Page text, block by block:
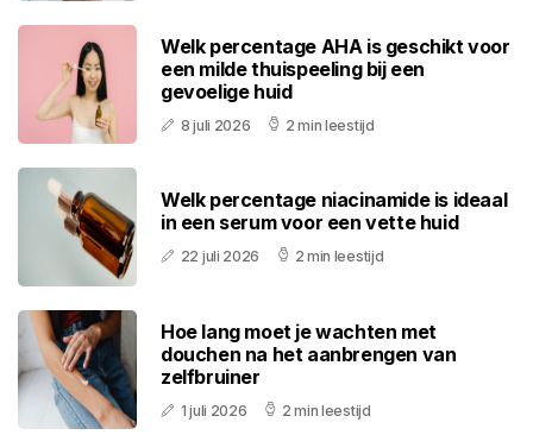
Welk percentage AHA is geschikt voor
een milde thuispeeling bij een
gevoelige huid
8 juli 2026 2 min leestijd
Welk percentage niacinamide is ideaal
in een serum voor een vette huid
22 juli 2026 2 min leestijd
Hoe lang moet je wachten met
douchen na het aanbrengen van
zelfbruiner
1 juli 2026 2 min leestijd